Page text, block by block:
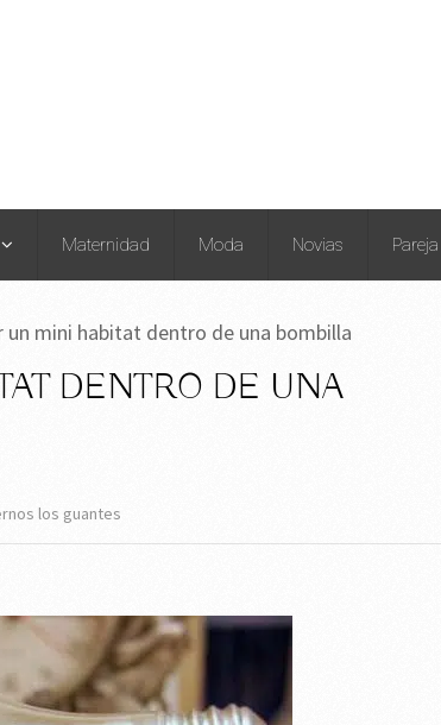
Maternidad Moda Novias Pareja
un mini habitat dentro de una bombilla
DENTRO DE UNA
los guantes